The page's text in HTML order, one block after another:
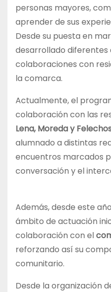
personas mayores,
aprender de sus
Desde su puesta en
desarrollado diferentes
colaboraciones con
la comarca.
Actualmente, el
colaboración con las
Lena, Moreda y
alumnado a distintas
encuentros marcados
conversación y el
Además, desde este
ámbito de actuación
colaboración con el
reforzando así su
comunitario.
Desde la organización